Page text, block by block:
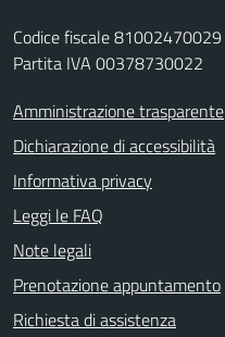
Codice fiscale 81002470029
Partita IVA 00378730022
Amministrazione trasparente
Dichiarazione di accessibilità
Informativa privacy
Leggi le FAQ
Note legali
Prenotazione appuntamento
Richiesta di assistenza